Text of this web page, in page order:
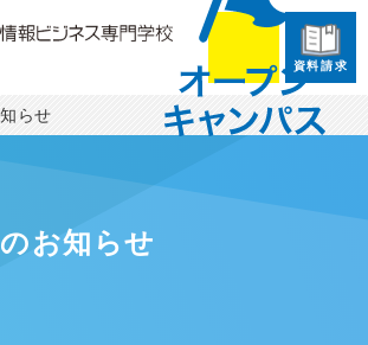
資料請求
らせ
お知らせ